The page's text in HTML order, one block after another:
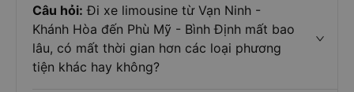
Câu hỏi: Đi xe limousine từ Vạn Ninh -
Khánh Hòa đến Phù Mỹ - Bình Định mất bao
lâu, có mất thời gian hơn các loại phương
tiện khác hay không?